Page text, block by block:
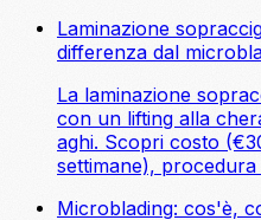
Laminazione
differenza dal
La laminazione
con un lifting alla
aghi. Scopri costo
settimane),
Microblading: cos'è,